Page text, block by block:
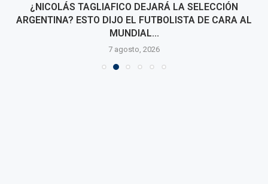
¿NICOLÁS TAGLIAFICO DEJARÁ LA SELECCIÓN
ARGENTINA? ESTO DIJO EL FUTBOLISTA DE CARA AL
MUNDIAL...
7 agosto, 2026